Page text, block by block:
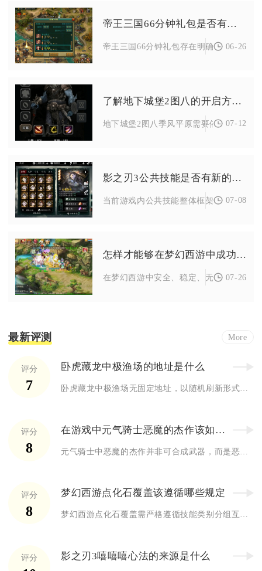
帝王三国66分钟礼包是否有特别的限制
帝王三国66分钟礼包存在明确的特别限制
06-26
了解地下城堡2图八的开启方法吗
地下城堡2图八季风平原需要依次完成图
07-12
影之刃3公共技能是否有新的变化
当前游戏内公共技能整体框架未出现新增
07-08
怎样才能够在梦幻西游中成功地出售金币
在梦幻西游中安全、稳定、无封号风险出
07-26
最新评测 More
评分
7
卧虎藏龙中极渔场的地址是什么
卧虎藏龙中极渔场无固定地址，以随机刷新形式出现，常见于玉门关...
评分
8
在游戏中元气骑士恶魔的杰作该如何合成
评分
8
梦幻西游点化石覆盖该遵循哪些规定
梦幻西游点化石覆盖需严格遵循技能类别分组互斥、高低级技能不互...
评分 影之刃3嘻嘻嘻心法的来源是什么